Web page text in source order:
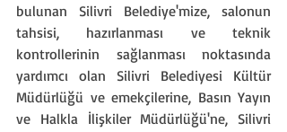
bulunan Silivri Belediye'mize, salonun
tahsisi, hazırlanması ve teknik
kontrollerinin sağlanması noktasında
yardımcı olan Silivri Belediyesi Kültür
Müdürlüğü ve emekçilerine, Basın Yayın
ve Halkla İlişkiler Müdürlüğü'ne, Silivri